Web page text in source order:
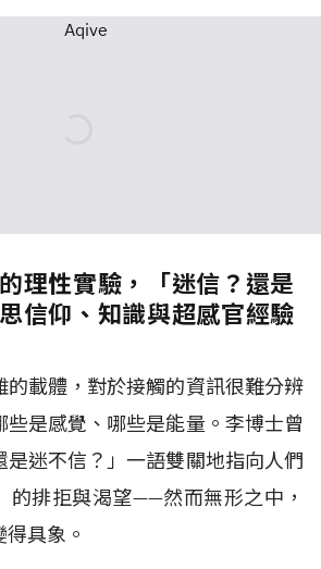
理性實驗，「迷信？還是
信仰、知識與超感官經驗
的載體，對於接觸的資訊很難分辨
些是感覺、哪些是能量。李博士曾
是迷不信？」一語雙關地指向人們
的排拒與渴望——然而無形之中，
具象。